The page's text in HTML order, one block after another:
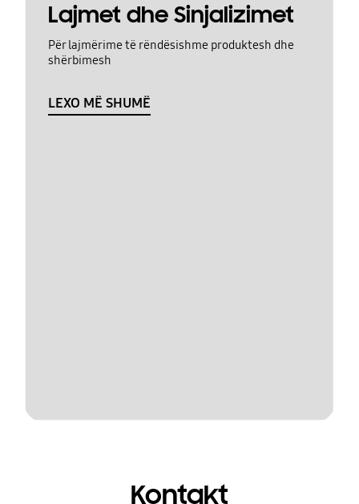
Lajmet dhe Sinjalizimet
Për lajmërime të rëndësishme produktesh dhe
shërbimesh
LEXO MË SHUMË
Kontakt